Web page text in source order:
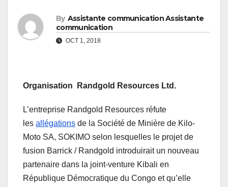
By Assistante communication Assistante
communication
OCT 1, 2018
Organisation Randgold Resources Ltd.
L’entreprise Randgold Resources réfute
les allégations de la Société de Minière de Kilo-
Moto SA, SOKIMO selon lesquelles le projet de
fusion Barrick / Randgold introduirait un nouveau
partenaire dans la joint-venture Kibali en
République Démocratique du Congo et qu’elle